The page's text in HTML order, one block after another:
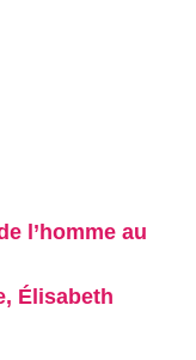
l’homme au
Élisabeth